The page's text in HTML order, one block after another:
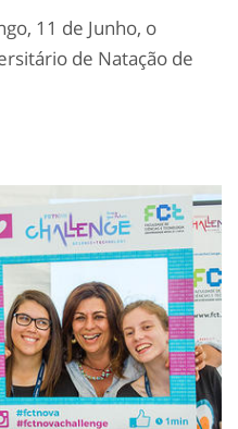
11 de Junho, o
de Natação de